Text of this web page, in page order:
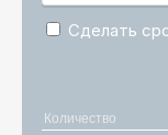
Сделать
Количество